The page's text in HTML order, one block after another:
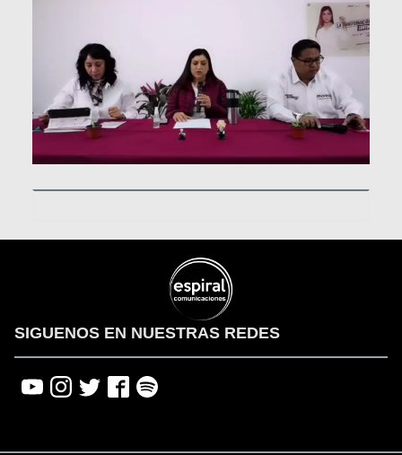
00:00
01:06
SIGUENOS EN NUESTRAS REDES